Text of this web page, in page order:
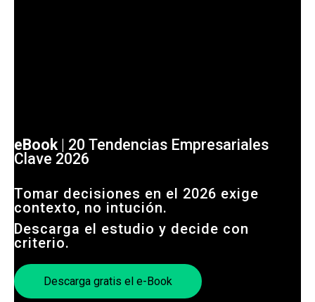
eBook| 20 Tendencias Empresariales
Clave 2026
Tomar decisiones en el 2026 exige
contexto, no intución.
Descarga el estudio y decide con
criterio.
Descarga gratis el e-Book